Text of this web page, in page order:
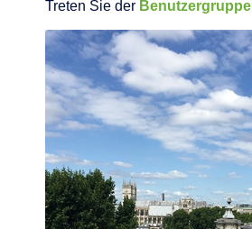
Treten Sie der Benutzergruppe